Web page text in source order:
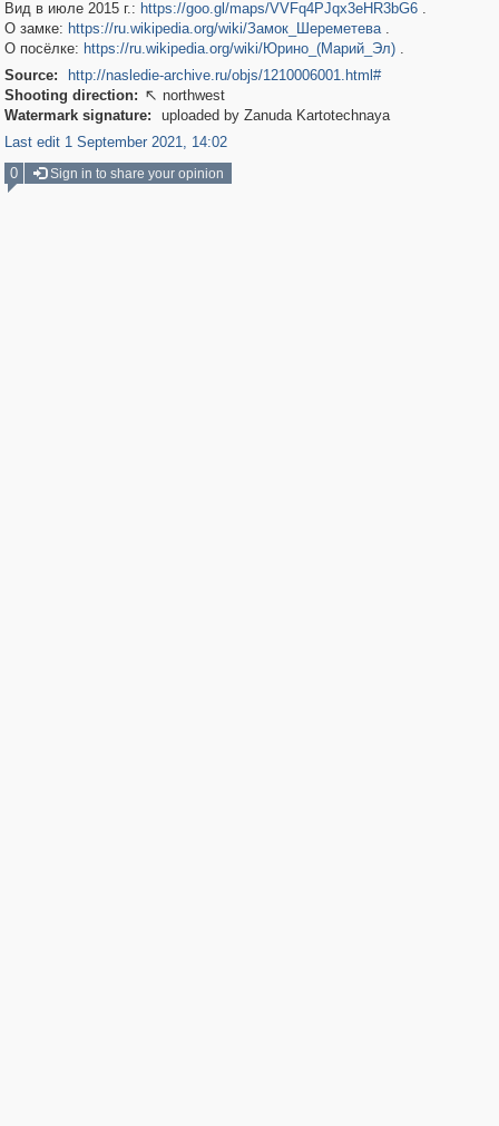
Вид в июле 2015 г.: https://goo.gl/maps/VVFq4PJqx3eHR3bG6.
О замке: https://ru.wikipedia.org/wiki/Замок_Шереметева.
О посёлке: https://ru.wikipedia.org/wiki/Юрино_(Марий_Эл).
Source:
http://nasledie-archive.ru/objs/1210006001.html#
Shooting direction:  northwest
Watermark signature:
uploaded by Zanuda Kartotechnaya
Last edit 1 September 2021, 14:02
0
Sign in to share your opinion